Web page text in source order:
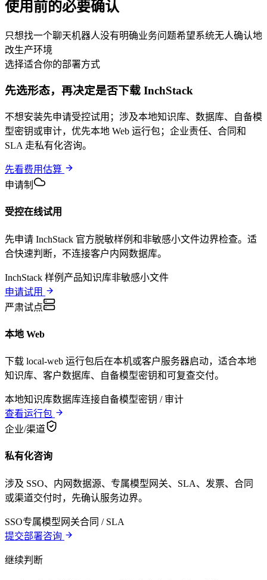
使用前的必要确认
只想找一个聊天机器人没有明确业务问题希望系统无人确认地
改生产环境
选择适合你的部署方式
先选形态，再决定是否下载 InchStack
不想安装先申请受控试用；涉及本地知识库、数据库、自备模
型密钥或审计，优先本地 Web 运行包；企业责任、合同和
SLA 走私有化咨询。
先看费用估算
申请制
受控在线试用
先申请 InchStack 官方脱敏样例和非敏感小文件边界检查。适
合快速判断，不连接客户内网数据库。
InchStack 样例 产品知识库非敏感小文件
申请试用
严肃试点
本地 Web
下载 local-web 运行包后在本机或客户服务器启动，适合本地
知识库、客户数据库、自备模型密钥和可复查交付。
本地知识库数据库连接自备模型密钥 / 审计
查看运行包
企业/渠道
私有化咨询
涉及 SSO、内网数据源、专属模型网关、SLA、发票、合同
或渠道交付时，先确认服务边界。
SSO专属模型网关合同 / SLA
提交部署咨询
继续判断